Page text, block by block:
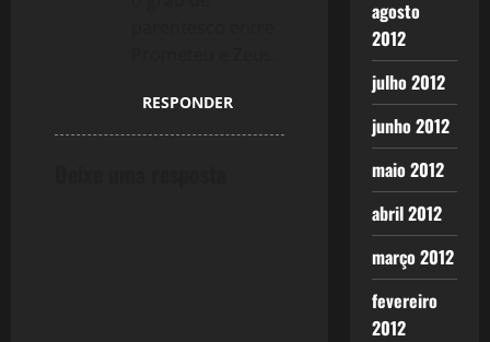
RESPONDER
agosto
2012
julho 2012
junho 2012
maio 2012
abril 2012
março 2012
fevereiro
2012